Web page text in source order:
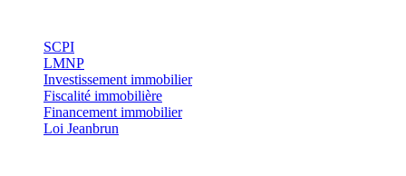
SCPI
LMNP
Investissement immobilier
Fiscalité immobilière
Financement immobilier
Loi Jeanbrun